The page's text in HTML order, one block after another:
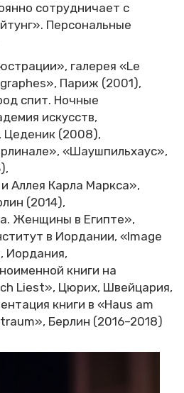
сотрудничает с
Персональные
галерея «Le
Париж (2001),
спит. Ночные
искусств,
Цеденик (2008),
«Шаушпильхаус»,
Аллея Карла Маркса»,
(2014),
Женщины в Египте»,
в Иордании, «Image
Иордания,
книги на
Liest», Цюрих, Швейцария,
книги в «Haus am
Берлин (2016–2018)